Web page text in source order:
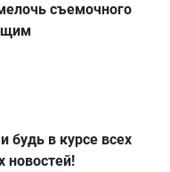
съемочного
и будь в курсе всех
новостей!